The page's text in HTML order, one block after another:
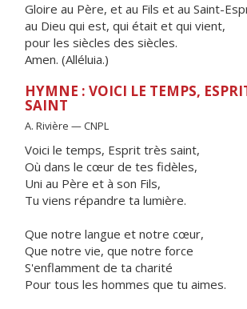
Gloire au Père, et au Fils et au Saint-
au Dieu qui est, qui était et qui vient,
pour les siècles des siècles.
Amen. (Alléluia.)
HYMNE : VOICI LE TEMPS,
SAINT
A. Rivière — CNPL
Voici le temps, Esprit très saint,
Où dans le cœur de tes fidèles,
Uni au Père et à son Fils,
Tu viens répandre ta lumière.
Que notre langue et notre cœur,
Que notre vie, que notre force
S'enflamment de ta charité
Pour tous les hommes que tu aimes.